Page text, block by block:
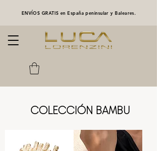
ENVÍOS GRATIS en España peninsular y Baleares.
COLECCIÓN BAMBU